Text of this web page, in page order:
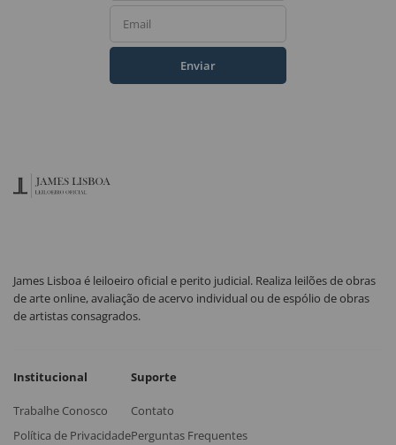
Email
Enviar
James Lisboa é leiloeiro oficial e perito judicial. Realiza leilões de obras
de arte online, avaliação de acervo individual ou de espólio de obras
de artistas consagrados.
Institucional
Trabalhe Conosco
Política de Privacidade
Suporte
Contato
Perguntas Frequentes